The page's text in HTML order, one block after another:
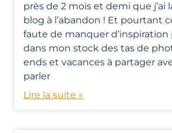
près de 2 mois et demi que j’ai
blog à l’abandon ! Et pourtant
faute de manquer d’inspiration
dans mon stock des tas de
ends et vacances à partager
parler
Lire la suite »